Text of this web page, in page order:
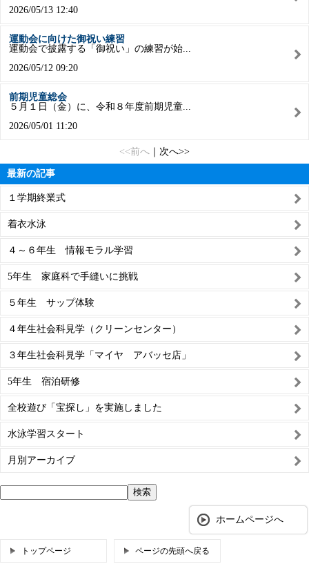
2026/05/13 12:40
運動会に向けた御祝い練習
運動会で披露する「御祝い」の練習が始...
2026/05/12 09:20
前期児童総会
５月１日（金）に、令和８年度前期児童...
2026/05/01 11:20
<<前へ 次へ>>
最新の記事
１学期終業式
着衣水泳
４～６年生 情報モラル学習
5年生 家庭科で手縫いに挑戦
５年生 サップ体験
４年生社会科見学（クリーンセンター）
３年生社会科見学「マイヤ アバッセ店」
5年生 宿泊研修
全校遊び「宝探し」を実施しました
水泳学習スタート
月別アーカイブ
ホームページへ
トップページ ページの先頭へ戻る